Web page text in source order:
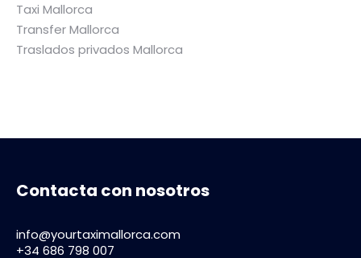
Taxi Mallorca
Transfer Mallorca
Traslados privados Mallorca
Contacta con nosotros
info@yourtaximallorca.com
+34 686 798 007